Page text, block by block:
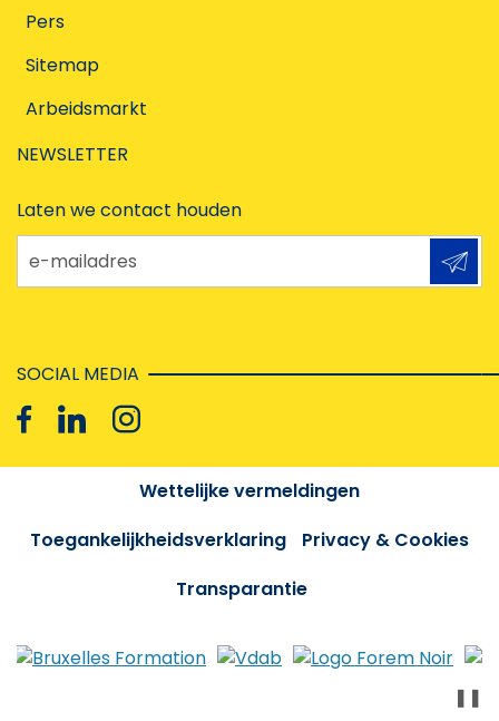
Pers
Sitemap
Arbeidsmarkt
NEWSLETTER
Laten we contact houden
e-mailadres
SOCIAL MEDIA
Wettelijke vermeldingen
Toegankelijkheidsverklaring
Privacy & Cookies
Transparantie
❚❚